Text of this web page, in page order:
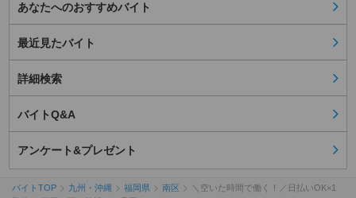
あなたへのおすすめバイト
最近見たバイト
詳細検索
バイトQ&A
アンケート&プレゼント
バイトTOP 九州・沖縄 福岡県 南区
＼空いた時間で働く！／日払いOK×1